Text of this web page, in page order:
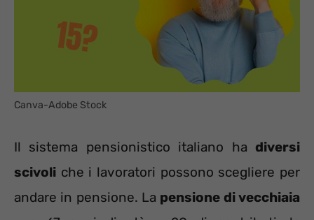
Canva-Adobe Stock
Il sistema pensionistico italiano ha diversi
scivoli che i lavoratori possono scegliere per
andare in pensione. La pensione di vecchiaia